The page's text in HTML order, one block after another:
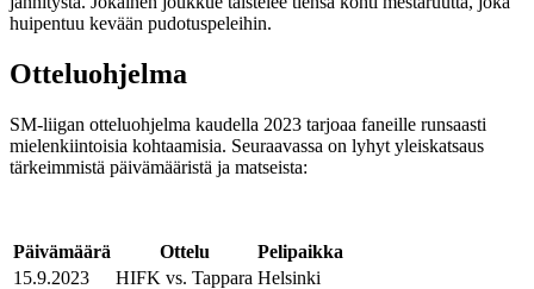
huipentuu kevään pudotuspeleihin.
Otteluohjelma
SM-liigan otteluohjelma kaudella 2023 tarjoaa faneille runsaasti
mielenkiintoisia kohtaamisia. Seuraavassa on lyhyt yleiskatsaus
tärkeimmistä päivämääristä ja matseista:
Päivämäärä Ottelu
Pelipaikka
15.9.2023
HIFK vs. Tappara Helsinki